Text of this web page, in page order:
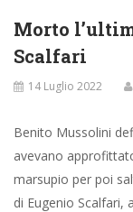
Morto
Scalfari
14 Luglio 2022
Benito Mussolini
avevano
marsupio per poi
di Eugenio Scalfari,